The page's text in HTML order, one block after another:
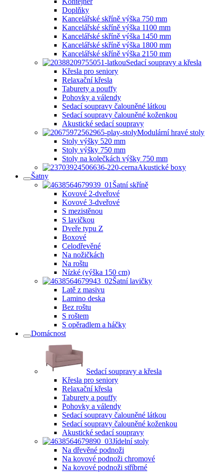
Doplňky
Kancelářské skříně výška 750 mm
Kancelářské skříně výška 1100 mm
Kancelářské skříně výška 1450 mm
Kancelářské skříně výška 1800 mm
Kancelářské skříně výška 2150 mm
Sedací soupravy a křesla
Křesla pro seniory
Relaxační křesla
Taburety a pouffy
Pohovky a válendy
Sedací soupravy čalouněné látkou
Sedací soupravy čalouněné koženkou
Akustické sedací soupravy
Modulární hravé stoly
Stoly výšky 520 mm
Stoly výšky 750 mm
Stoly na kolečkách výšky 750 mm
Akustické boxy
Šatny
Šatní skříně
Kovové 2-dveřové
Kovové 3-dveřové
S mezistěnou
S lavičkou
Dveře typu Z
Boxové
Celodřevěné
Na nožičkách
Na roštu
Nízké (výška 150 cm)
Šatní lavičky
Latě z masivu
Lamino deska
Bez roštu
S roštem
S opěradlem a háčky
Domácnost
Sedací soupravy a křesla
Křesla pro seniory
Relaxační křesla
Taburety a pouffy
Pohovky a válendy
Sedací soupravy čalouněné látkou
Sedací soupravy čalouněné koženkou
Akustické sedací soupravy
Jídelní stoly
Na dřevěné podnoži
Na kovové podnoži chromové
Na kovové podnoži stříbrné